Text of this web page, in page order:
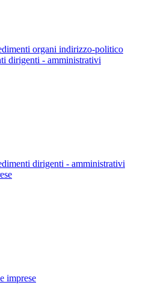
organi indirizzo-politico
dirigenti - amministrativi
dirigenti - amministrativi
imprese